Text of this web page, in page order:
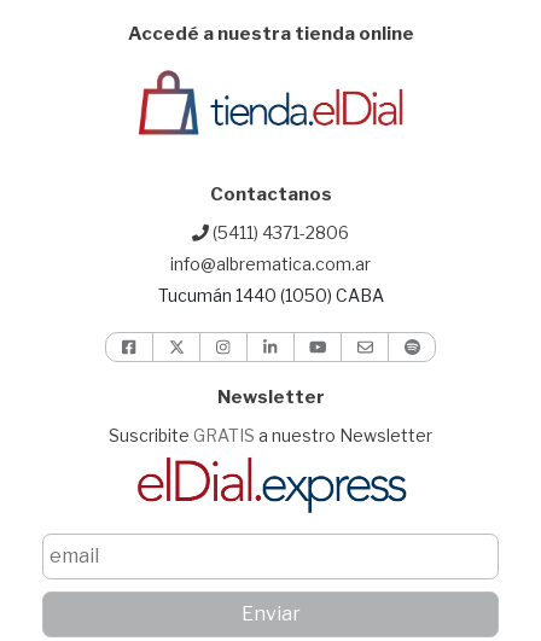
Accedé a nuestra tienda online
Contactanos
(5411) 4371-2806
info@albrematica.com.ar
Tucumán 1440 (1050) CABA
Newsletter
Suscribite GRATIS a nuestro Newsletter